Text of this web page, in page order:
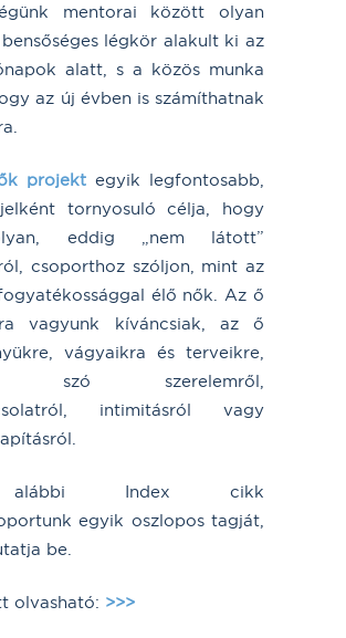
mentorai között olyan
légkör alakult ki az
alatt, s a közös munka
az új évben is számíthatnak
projekt egyik legfontosabb,
tornyosuló célja, hogy
eddig „nem látott”
csoporthoz szóljon, mint az
élő nők. Az ő
vagyunk kíváncsiak, az ő
vágyaikra és terveikre,
szó szerelemről,
intimitásról vagy
Index cikk
egyik oszlopos tagját,
be.
olvasható: >>>